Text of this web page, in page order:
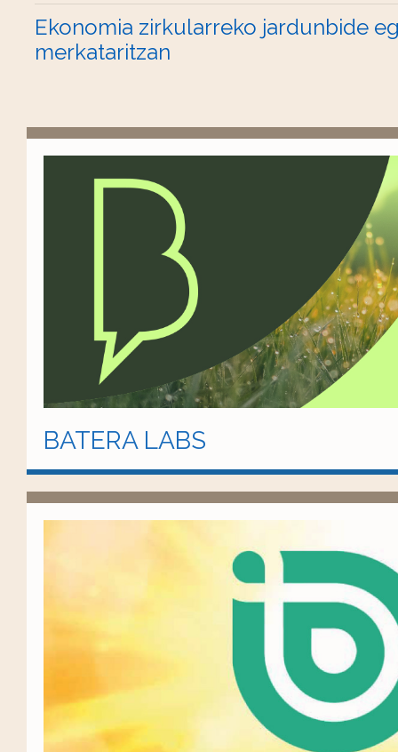
Ekonomia zirkularreko jardunbide
merkataritzan
BATERA LABS